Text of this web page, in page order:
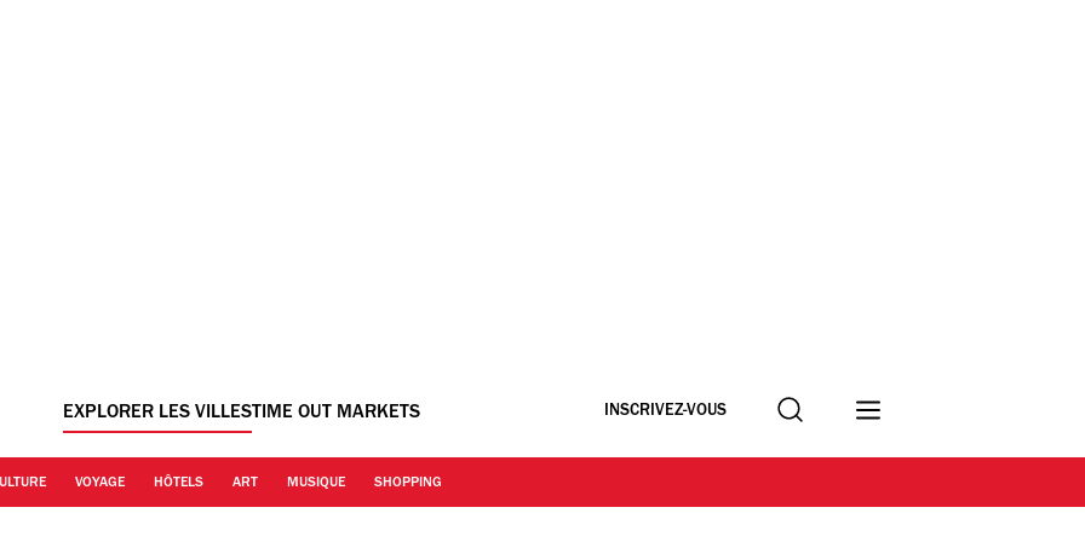
EXPLORER LES VILLESTIME OUT MARKETS INSCRIVEZ-VOUS Recherche
VOYAGE HÔTELS ART MUSIQUE SHOPPING